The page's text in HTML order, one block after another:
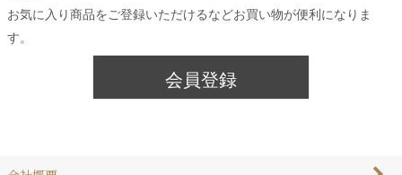
お気に入り商品をご登録いただけるなどお買い物が便利になりま
す。
会員登録